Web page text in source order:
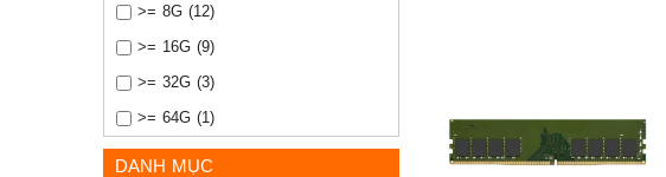
>= 8G (12)
>= 16G (9)
>= 32G (3)
>= 64G (1)
DANH MỤC